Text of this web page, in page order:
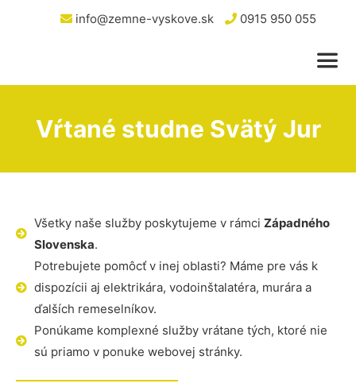
info@zemne-vyskove.sk 0915 950 055
Vŕtané studne Svätý Jur
Všetky naše služby poskytujeme v rámci Západného
Slovenska.
Potrebujete pomôcť v inej oblasti? Máme pre vás k
dispozícii aj elektrikára, vodoinštalatéra, murára a
ďalších remeselníkov.
Ponúkame komplexné služby vrátane tých, ktoré nie
sú priamo v ponuke webovej stránky.